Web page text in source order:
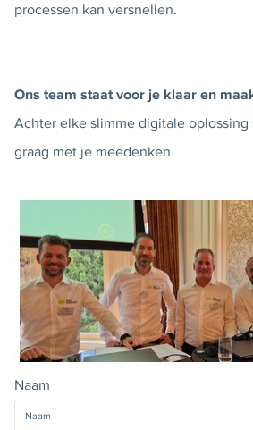
processen kan versnellen.
Naam
Ons team staat voor je klaar en
Achter elke slimme digitale oplossing
graag met je meedenken.